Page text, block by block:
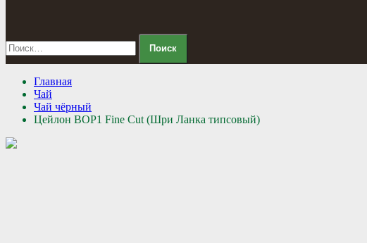
Найти:
Главная
Чай
Чай чёрный
Цейлон ВОР1 Fine Cut (Шри Ланка типсовый)